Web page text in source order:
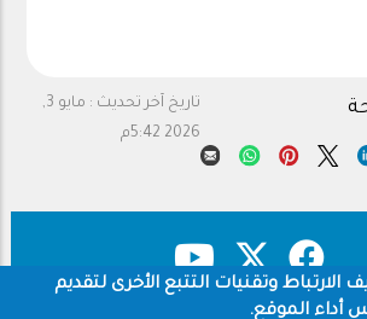
تاريخ آخر تحديث :
مايو 3,
2026 5:42م
وتقنيات التتبع الأخرى لتقديم
أداء الموقع.